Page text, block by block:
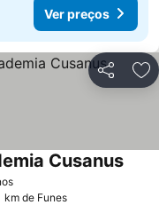
Ver preços
Partilhar
Ver preços
CusanusVer
km de Funes